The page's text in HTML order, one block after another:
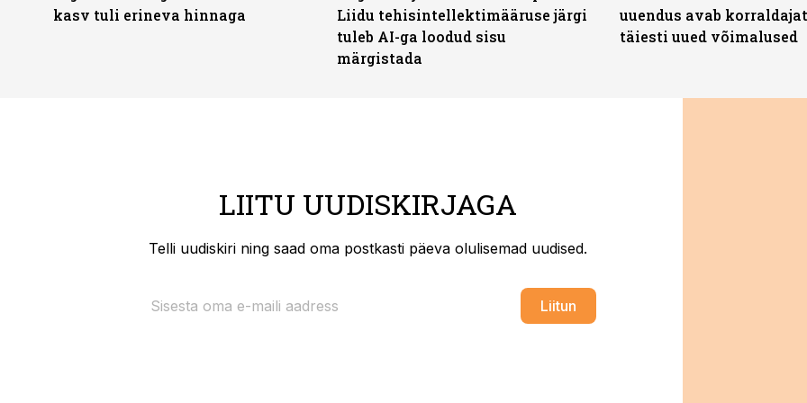
kasv tuli erineva hinnaga
Liidu tehisintellektimääruse järgi
tuleb AI-ga loodud sisu
märgistada
uuendus avab
täiesti uued võimalused
LIITU UUDISKIRJAGA
Telli uudiskiri ning saad oma postkasti päeva olulisemad uudised.
Liitun